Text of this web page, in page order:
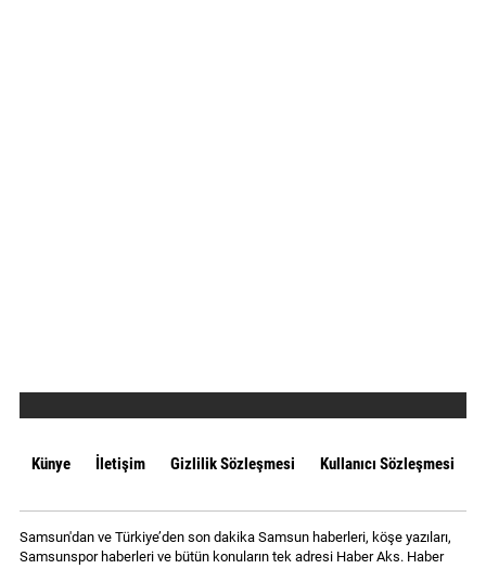
Künye İletişim Gizlilik Sözleşmesi Kullanıcı Sözleşmesi
Samsun'dan ve Türkiye’den son dakika Samsun haberleri, köşe yazıları,
Samsunspor haberleri ve bütün konuların tek adresi Haber Aks. Haber